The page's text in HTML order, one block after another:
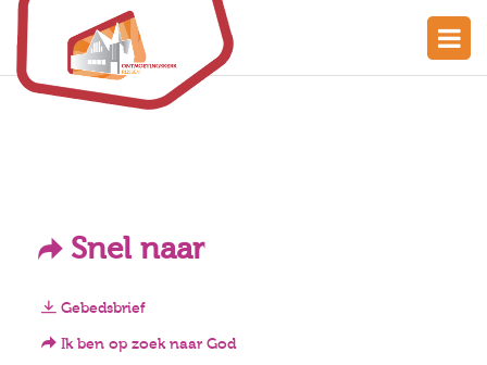
Snel naar
Gebedsbrief
Ik ben op zoek naar God